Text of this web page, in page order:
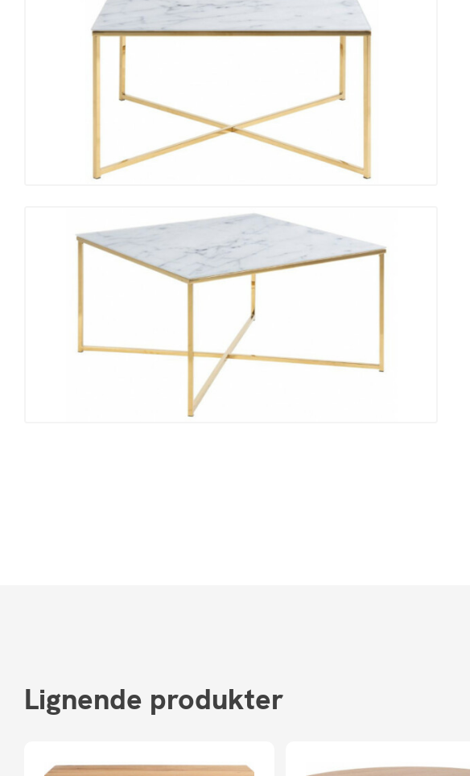
Lignende produkter